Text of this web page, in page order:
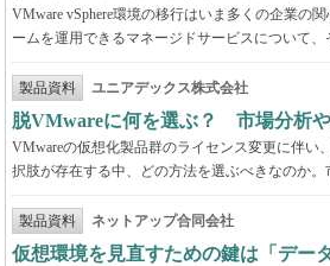
VMware vSphere環境の移行はいま多くの企業の
ームを運用できるマネージドサービスについて
製品資料 ユニアデックス株式会社
脱VMwareに何を選ぶ？ 市場分析
VMwareの仮想化製品群のライセンス変更に伴い
択肢が存在する中、どの方法を選ぶべきなのか
製品資料 ネットアップ合同会社
仮想環境を見直すための鍵は「デー